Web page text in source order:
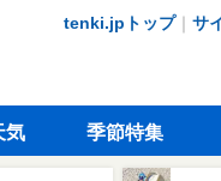
tenki.jpトップ｜ サ
気 季節特集